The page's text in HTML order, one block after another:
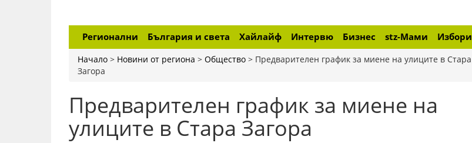
Регионални България и света Хайлайф Интервю Бизнес stz-Мами Избори
Начало > Новини от региона > Общество > Предварителен график за миене на улиците в Стара
Загора
Предварителен график за миене на
улиците в Стара Загора